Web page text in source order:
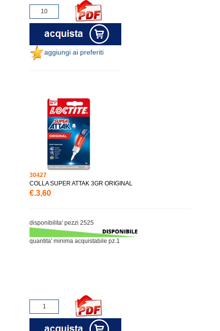
aggiungi ai preferiti
30427
COLLA SUPER ATTAK 3GR ORIGINAL
€.3,60
disponibilita' pezzi 2525
quantita' minima acquistabile pz.1